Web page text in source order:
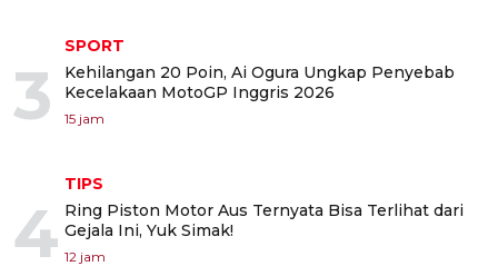
3
SPORT
Kehilangan 20 Poin, Ai Ogura Ungkap Penyebab
Kecelakaan MotoGP Inggris 2026
15 jam
4
TIPS
Ring Piston Motor Aus Ternyata Bisa Terlihat dari
Gejala Ini, Yuk Simak!
12 jam